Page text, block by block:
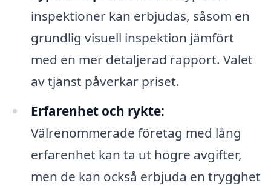
inspektioner kan erbjudas, såsom en
grundlig visuell inspektion jämfört
med en mer detaljerad rapport. Valet
av tjänst påverkar priset.
Erfarenhet och rykte:
Välrenommerade företag med lång
erfarenhet kan ta ut högre avgifter,
men de kan också erbjuda en trygghet